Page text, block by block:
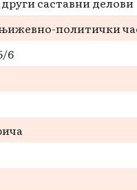
политички
6